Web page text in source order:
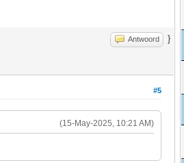
Antwoord }
#5
(15-May-2025, 10:21 AM)